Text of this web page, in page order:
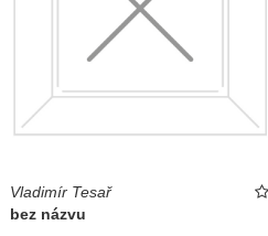
Vladimír Tesař
bez názvu